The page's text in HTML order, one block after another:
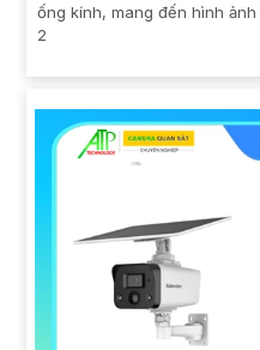
ống kính, mang đến hình
2